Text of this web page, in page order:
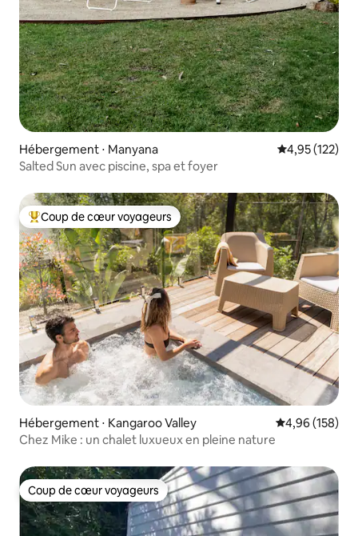
Hébergement ⋅ Manyana Évaluation
4,95 (122)
Salted Sun avec piscine, spa et foyer
Coups de cœur voyageurs les plus appréciés
Coup de cœur voyageurs
Hébergement ⋅ Kangaroo Valley Évaluation
4,96 (158)
Chez Mike : un chalet luxueux en pleine nature
Coup de cœur voyageurs
Coup de cœur voyageurs